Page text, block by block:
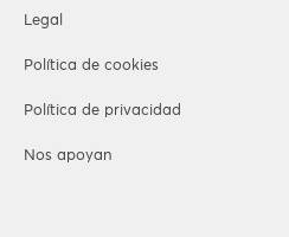
Legal
Política de cookies
Política de privacidad
Nos apoyan